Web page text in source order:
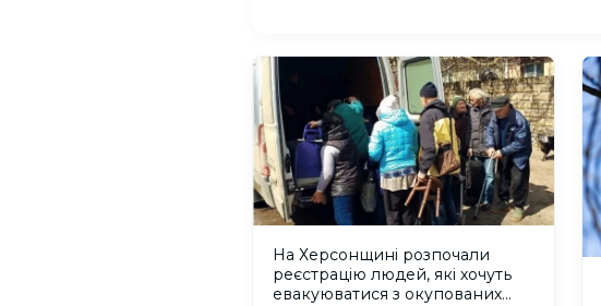
На Херсонщині розпочали
реєстрацію людей, які хочуть
евакуюватися з окупованих